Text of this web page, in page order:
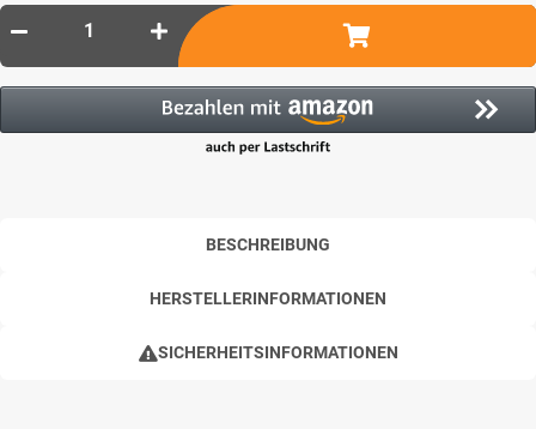
BESCHREIBUNG
HERSTELLERINFORMATIONEN
SICHERHEITSINFORMATIONEN